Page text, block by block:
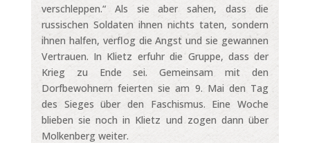
verschleppen.“ Als sie aber sahen, dass die
russischen Soldaten ihnen nichts taten, sondern
ihnen halfen, verflog die Angst und sie gewannen
Vertrauen. In Klietz erfuhr die Gruppe, dass der
Krieg zu Ende sei. Gemeinsam mit den
Dorfbewohnern feierten sie am 9. Mai den Tag
des Sieges über den Faschismus. Eine Woche
blieben sie noch in Klietz und zogen dann über
Molkenberg weiter.